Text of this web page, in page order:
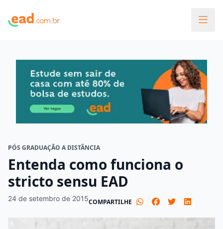
PÓS GRADUAÇÃO A DISTÂNCIA
Entenda como funciona o
stricto sensu EAD
24 de setembro de 2015COMPARTILHE